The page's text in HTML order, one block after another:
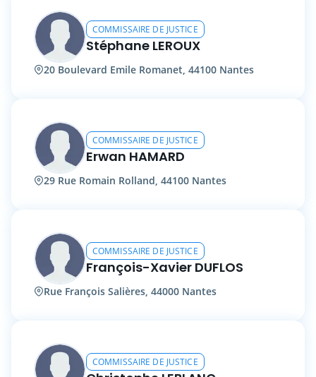
COMMISSAIRE DE JUSTICE
Stéphane LEROUX
20 Boulevard Emile Romanet, 44100 Nantes
COMMISSAIRE DE JUSTICE
Erwan HAMARD
29 Rue Romain Rolland, 44100 Nantes
COMMISSAIRE DE JUSTICE
François-Xavier DUFLOS
Rue François Salières, 44000 Nantes
COMMISSAIRE DE JUSTICE